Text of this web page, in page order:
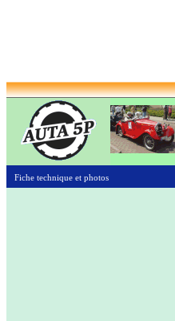
Fiche technique et photos